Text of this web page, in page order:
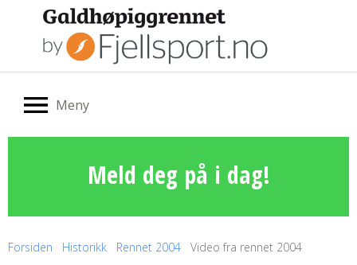
Meny
Meld deg på i dag!
Forsiden Historikk Rennet 2004 Video fra rennet 2004